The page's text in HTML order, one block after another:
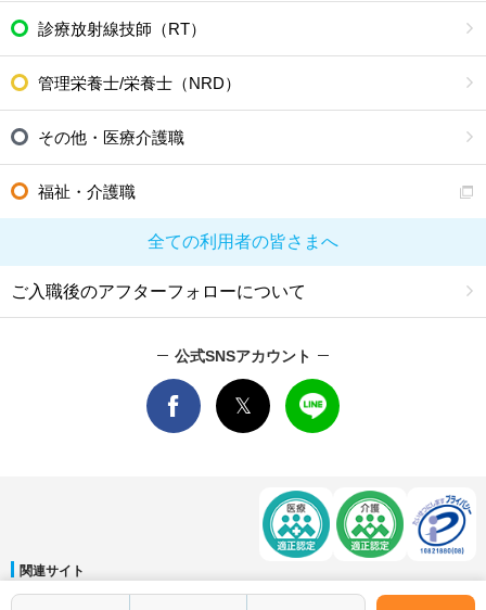
診療放射線技師（RT）
管理栄養士/栄養士（NRD）
その他・医療介護職
福祉・介護職
全ての利用者の皆さまへ
ご入職後のアフターフォローについて
公式SNSアカウント
関連サイト
マイナビDOCTOR│マイナビ看護師│マイナビ薬剤師│マイナビ保育士